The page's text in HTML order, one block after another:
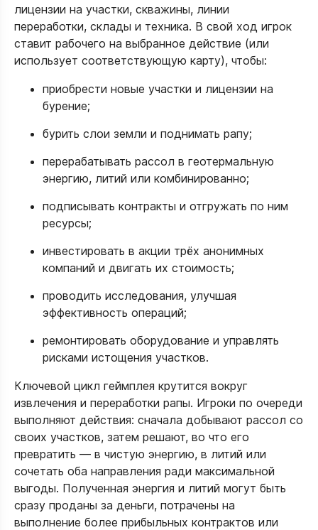
лицензии на участки, скважины, линии
переработки, склады и техника. В свой ход игрок
ставит рабочего на выбранное действие (или
использует соответствующую карту), чтобы:​
приобрести новые участки и лицензии на
бурение;
бурить слои земли и поднимать рапу;
перерабатывать рассол в геотермальную
энергию, литий или комбинированно;
подписывать контракты и отгружать по ним
ресурсы;
инвестировать в акции трёх анонимных
компаний и двигать их стоимость;
проводить исследования, улучшая
эффективность операций;
ремонтировать оборудование и управлять
рисками истощения участков.​
Ключевой цикл геймплея крутится вокруг
извлечения и переработки рапы. Игроки по очереди
выполняют действия: сначала добывают рассол со
своих участков, затем решают, во что его
превратить — в чистую энергию, в литий или
сочетать оба направления ради максимальной
выгоды. Полученная энергия и литий могут быть
сразу проданы за деньги, потрачены на
выполнение более прибыльных контрактов или